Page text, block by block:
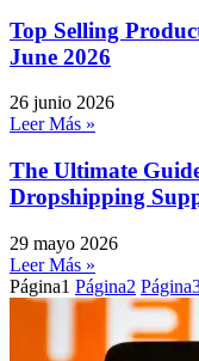
Top Selling
June 2026
26 junio 2026
Leer Más »
The Ultimate
Dropshipping
29 mayo 2026
Leer Más »
Página1 Página2 Página